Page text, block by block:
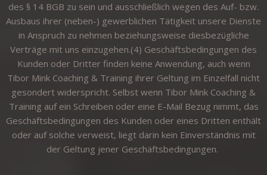
des § 14 BGB zu sein und ausschließlich wegen des Auf- bzw.
Ausbaus ihrer (neben-) gewerblichen Tätigkeit unsere Dienste
in Anspruch zu nehmen beziehungsweise diesbezügliche
Verträge mit uns einzugehen.(4) Geschäftsbedingungen des
Kunden oder Dritter finden keine Anwendung, auch wenn
Tibor Mink Coaching & Training ihrer Geltung im Einzelfall nicht
gesondert widerspricht. Selbst wenn Tibor Mink Coaching &
Training auf ein Schreiben oder eine E-Mail Bezug nimmt, das
Geschäftsbedingungen des Kunden oder eines Dritten enthält
oder auf solche verweist, liegt darin kein Einverständnis mit
der Geltung jener Geschäftsbedingungen.